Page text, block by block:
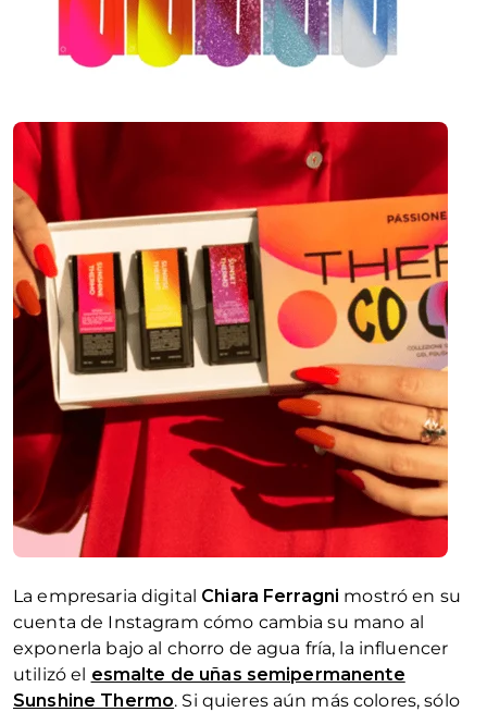
La empresaria digital Chiara Ferragni mostró en su
cuenta de Instagram cómo cambia su mano al
exponerla bajo al chorro de agua fría, la influencer
utilizó el esmalte de uñas semipermanente
Sunshine Thermo. Si quieres aún más colores, sólo